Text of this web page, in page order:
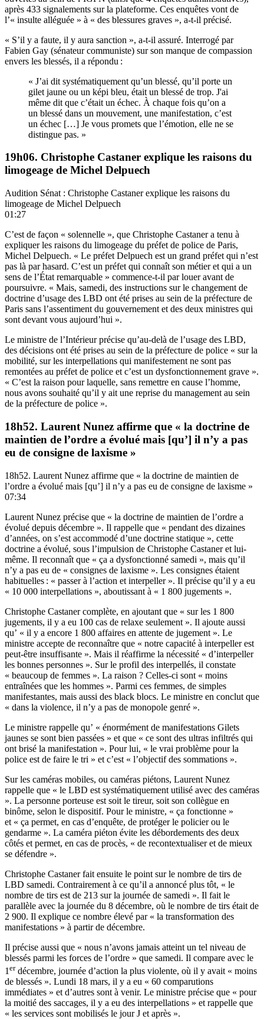
après 433 signalements sur la plateforme. Ces enquêtes vont de
l’« insulte alléguée » à « des blessures graves », a-t-il précisé.
« S’il y a faute, il y aura sanction », a-t-il assuré. Interrogé par
Fabien Gay (sénateur communiste) sur son manque de compassion
envers les blessés, il a répondu :
« J’ai dit systématiquement qu’un blessé, qu’il porte un
gilet jaune ou un képi bleu, était un blessé de trop. J'ai
même dit que c’était un échec. À chaque fois qu’on a
un blessé dans un mouvement, une manifestation, c’est
un échec […] Je vous promets que l’émotion, elle ne se
distingue pas. »
19h06. Christophe Castaner explique les raisons du
limogeage de Michel Delpuech
Audition Sénat : Christophe Castaner explique les raisons du
limogeage de Michel Delpuech
01:27
C’est de façon « solennelle », que Christophe Castaner a tenu à
expliquer les raisons du limogeage du préfet de police de Paris,
Michel Delpuech. « Le préfet Delpuech est un grand préfet qui n’est
pas là par hasard. C’est un préfet qui connaît son métier et qui a un
sens de l’État remarquable » commence-t-il par louer avant de
poursuivre. « Mais, samedi, des instructions sur le changement de
doctrine d’usage des LBD ont été prises au sein de la préfecture de
Paris sans l’assentiment du gouvernement et des deux ministres qui
sont devant vous aujourd’hui ».
Le ministre de l’Intérieur précise qu’au-delà de l’usage des LBD,
des décisions ont été prises au sein de la préfecture de police « sur la
mobilité, sur les interpellations qui manifestement ne sont pas
remontées au préfet de police et c’est un dysfonctionnement grave ».
« C’est la raison pour laquelle, sans remettre en cause l’homme,
nous avons souhaité qu’il y ait une reprise du management au sein
de la préfecture de police ».
18h52. Laurent Nunez affirme que « la doctrine de
maintien de l’ordre a évolué mais [qu’] il n’y a pas
eu de consigne de laxisme »
18h52. Laurent Nunez affirme que « la doctrine de maintien de
l’ordre a évolué mais [qu’] il n’y a pas eu de consigne de laxisme »
07:34
Laurent Nunez précise que « la doctrine de maintien de l’ordre a
évolué depuis décembre ». Il rappelle que « pendant des dizaines
d’années, on s’est accommodé d’une doctrine statique », cette
doctrine a évolué, sous l’impulsion de Christophe Castaner et lui-
même. Il reconnaît que « ça a dysfonctionné samedi », mais qu’il
n’y a pas eu de « consignes de laxisme ». Les consignes étaient
habituelles : « passer à l’action et interpeller ». Il précise qu’il y a eu
« 10 000 interpellations », aboutissant à « 1 800 jugements ».
Christophe Castaner complète, en ajoutant que « sur les 1 800
jugements, il y a eu 100 cas de relaxe seulement ». Il ajoute aussi
qu’ « il y a encore 1 800 affaires en attente de jugement ». Le
ministre accepte de reconnaître que « notre capacité à interpeller est
peut-être insuffisante ». Mais il réaffirme la nécessité « d’interpeller
les bonnes personnes ». Sur le profil des interpellés, il constate
« beaucoup de femmes ». La raison ? Celles-ci sont « moins
entraînées que les hommes ». Parmi ces femmes, de simples
manifestantes, mais aussi des black blocs. Le ministre en conclut que
« dans la violence, il n’y a pas de monopole genré ».
Le ministre rappelle qu’ « énormément de manifestations Gilets
jaunes se sont bien passées » et que « ce sont des ultras infiltrés qui
ont brisé la manifestation ». Pour lui, « le vrai problème pour la
police est de faire le tri » et c’est « l’objectif des sommations ».
Sur les caméras mobiles, ou caméras piétons, Laurent Nunez
rappelle que « le LBD est systématiquement utilisé avec des caméras
». La personne porteuse est soit le tireur, soit son collègue en
binôme, selon le dispositif. Pour le ministre, « ça fonctionne »
et « ça permet, en cas d’enquête, de protéger le policier ou le
gendarme ». La caméra piéton évite les débordements des deux
côtés et permet, en cas de procès, « de recontextualiser et de mieux
se défendre ».
Christophe Castaner fait ensuite le point sur le nombre de tirs de
LBD samedi. Contrairement à ce qu’il a annoncé plus tôt, « le
nombre de tirs est de 213 sur la journée de samedi ». Il fait le
parallèle avec la journée du 8 décembre, où le nombre de tirs était de
2 900. Il explique ce nombre élevé par « la transformation des
manifestations » à partir de décembre.
Il précise aussi que « nous n’avons jamais atteint un tel niveau de
blessés parmi les forces de l’ordre » que samedi. Il compare avec le
1 erdécembre, journée d’action la plus violente, où il y avait « moins
de blessés ». Lundi 18 mars, il y a eu « 60 comparutions
immédiates » et d’autres sont à venir. Le ministre précise que « pour
la moitié des saccages, il y a eu des interpellations » et rappelle que
« les services sont mobilisés le jour J et après ».